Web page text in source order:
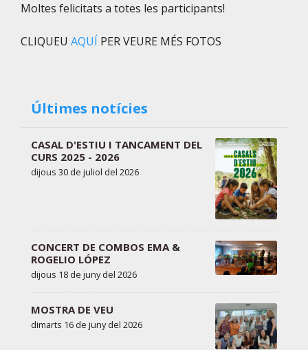
Moltes felicitats a totes les participants!
CLIQUEU AQUÍ PER VEURE MÉS FOTOS
Últimes notícies
CASAL D'ESTIU I TANCAMENT DEL
CURS 2025 - 2026
dijous 30 de juliol del 2026
CONCERT DE COMBOS EMA &
ROGELIO LÓPEZ
dijous 18 de juny del 2026
MOSTRA DE VEU
dimarts 16 de juny del 2026